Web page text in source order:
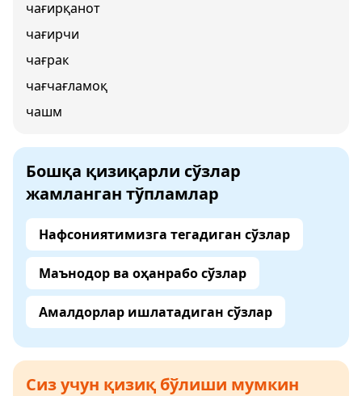
чағирқанот
чағирчи
чағрак
чағчағламоқ
чашм
Бошқа қизиқарли сўзлар
жамланган тўпламлар
Нафсониятимизга тегадиган сўзлар
Маънодор ва оҳанрабо сўзлар
Амалдорлар ишлатадиган сўзлар
Сиз учун қизиқ бўлиши мумкин